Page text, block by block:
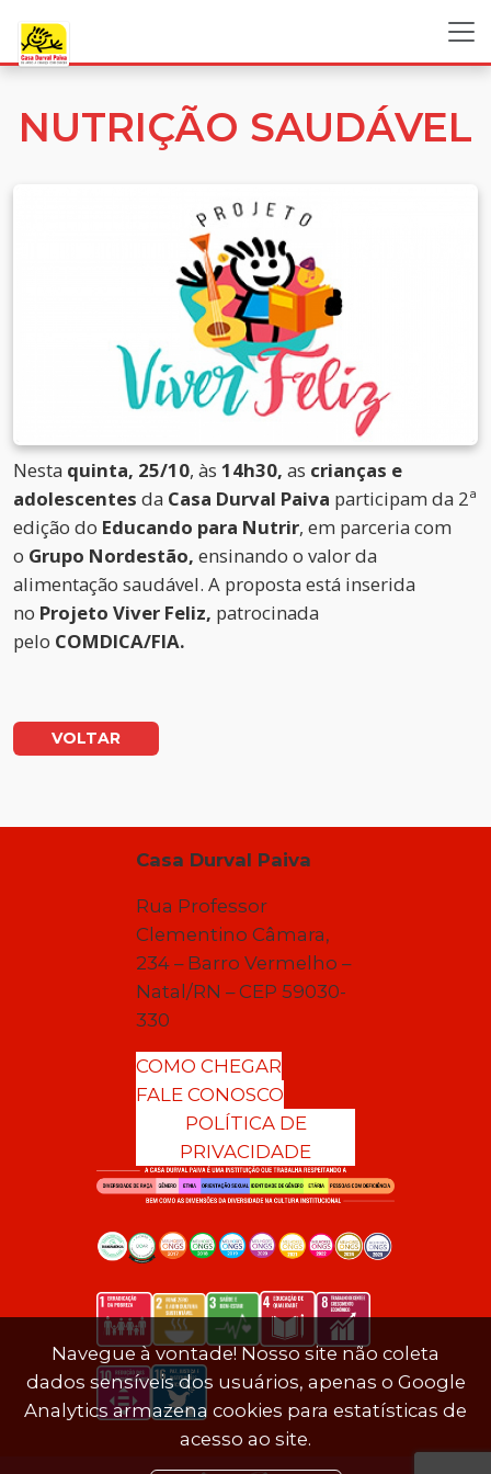
NUTRIÇÃO SAUDÁVEL
Nesta quinta, 25/10, às 14h30, as crianças e
adolescentes da Casa Durval Paiva participam da 2ª
edição do Educando para Nutrir, em parceria com
o Grupo Nordestão, ensinando o valor da
alimentação saudável. A proposta está inserida
no Projeto Viver Feliz, patrocinada
pelo COMDICA/FIA.
VOLTAR
Casa Durval Paiva
Rua Professor
Clementino Câmara,
234 – Barro Vermelho –
Natal/RN – CEP 59030-
330
COMO CHEGAR
FALE CONOSCO
POLÍTICA DE
PRIVACIDADE
Navegue à vontade! Nosso site não coleta
dados sensíveis dos usuários, apenas o Google
Analytics armazena cookies para estatísticas de
acesso ao site.